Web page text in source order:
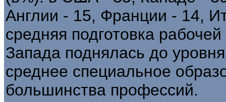
Англии - 15, Франции - 14,
средняя подготовка
Запада поднялась до
среднее специальное
большинства профессий.